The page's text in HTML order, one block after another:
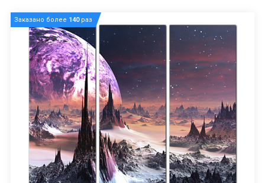
Заказано более 140раз